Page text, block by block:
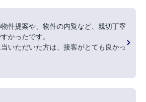
件提案や、物件の内覧など、親切丁寧
かったです。
いただいた方は、接客がとても良かっ
ざいました。